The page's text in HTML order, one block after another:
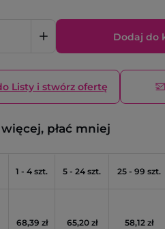
Dodaj do
Listy i stwórz ofertę
płać mniej
1 - 4 szt. 5 - 24 szt. 25 - 99 szt.
68,39 zł
65,20 zł
58,12 zł